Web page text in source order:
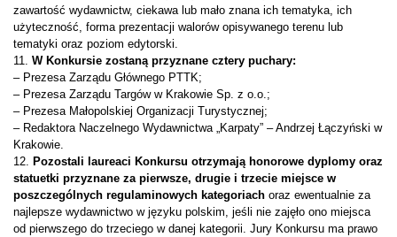
zawartość wydawnictw, ciekawa lub mało znana ich tematyka, ich
użyteczność, forma prezentacji walorów opisywanego terenu lub
tematyki oraz poziom edytorski.
11. W Konkursie zostaną przyznane cztery puchary:
– Prezesa Zarządu Głównego PTTK;
– Prezesa Zarządu Targów w Krakowie Sp. z o.o.;
– Prezesa Małopolskiej Organizacji Turystycznej;
– Redaktora Naczelnego Wydawnictwa „Karpaty” – Andrzej Łączyński w
Krakowie.
12.
Pozostali laureaci Konkursu otrzymają honorowe dyplomy oraz
statuetki przyznane za pierwsze, drugie i trzecie miejsce w
poszczególnych regulaminowych kategoriach oraz ewentualnie za
najlepsze wydawnictwo w języku polskim, jeśli nie zajęło ono miejsca
od pierwszego do trzeciego w danej kategorii. Jury Konkursu ma prawo